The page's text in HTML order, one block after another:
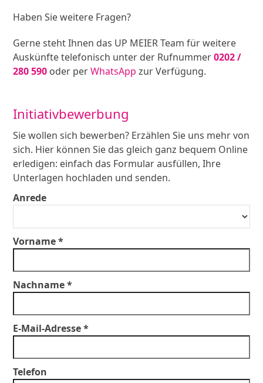
Haben Sie weitere Fragen?
Gerne steht Ihnen das UP MEIER Team für weitere
Auskünfte telefonisch unter der Rufnummer0202 /
280 590 oder perWhatsApp zur Verfügung.
Initiativbewerbung
Sie wollen sich bewerben? Erzählen Sie uns mehr von
sich. Hier können Sie das gleich ganz bequem Online
erledigen: einfach das Formular ausfüllen, Ihre
Unterlagen hochladen und senden.
Anrede
Vorname *
Nachname *
E-Mail-Adresse *
Telefon